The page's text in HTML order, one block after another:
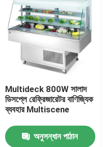
Multideck 800W সালাদ
ডিসপ্লে রেফ্রিজারেটর বাণিজ্যিক
ব্যবহার Multiscene
অনুসন্ধান পাঠান